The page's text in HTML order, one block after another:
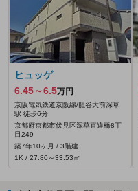
ヒュッゲ
6.45～6.5万円
京阪電気鉄道京阪線/龍谷大前深草
駅 徒歩6分
京都府京都市伏見区深草直違橋8丁
目249
築7年10ヶ月 / 3階建
1K / 27.80～33.53㎡